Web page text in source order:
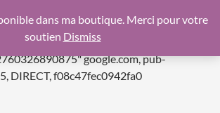
pagead/js/
google.com, pub-
DIRECT, f08c47fec0942fa0Aller
dans ma boutique. Merci pour votre
soutien Dismiss